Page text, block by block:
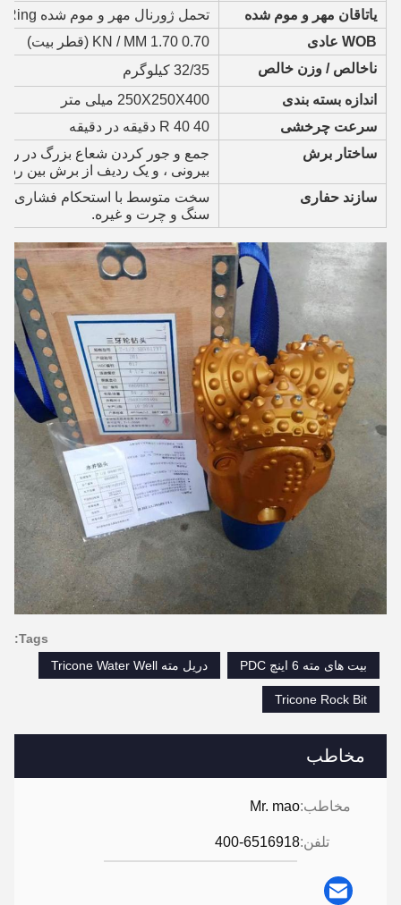
مخاطب
مخاطب:Mr. mao
تلفن:400-6516918
یاتاقان مهر و موم شده
تحمل ژورنال مهر و موم شده O-Ring
WOB عادی
KN / MM 1.70 0.70 (قطر بیت)
ناخالص / وزن خالص
32/35 کیلوگرم
اندازه بسته بندی
250X250X400 میلی متر
سرعت چرخشی
40 R 40 دقیقه در دقیقه
ساختار برش
جمع و جور کردن شعاع بزرگ در
بیرونی ، و یک ردیف از برش بین
سازند حفاری
سخت متوسط ​​با استحکام فشاری و
سنگ و چرت و غیره.
Tags:
بیت های مته 6 اینچ PDC
دریل مته Tricone Water Well
Tricone Rock Bit